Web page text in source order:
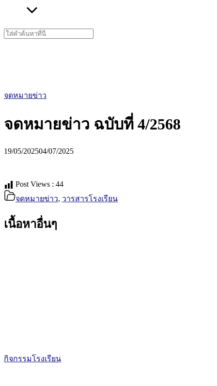
Search
for:
จดหมายข่าว
จดหมายข่าว ฉบับที่ 4/2568
19/05/202504/07/2025
Post Views : 44
จดหมายข่าว, วารสารโรงเรียน
เนื้อหาอื่นๆ
กิจกรรมโรงเรียน